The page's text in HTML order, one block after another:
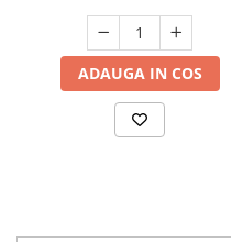
Hote bucatarie
Consumabile
Hota tavan
Hote cupolare
Hote decorative
ADAUGA IN COS